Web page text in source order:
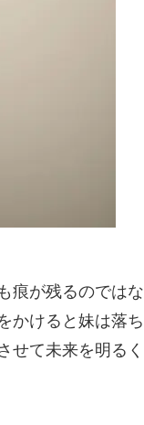
痕が残るのではな
かけると妹は落ち
せて未来を明るく